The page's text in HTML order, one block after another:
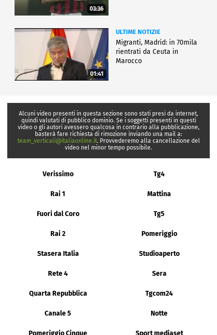
03:36
01:41
ULTIME NOTIZIE
Migranti, Madrid: in 70mila
rientrati da Ceuta in
Marocco
Alcuni video presenti in questa sezione sono stati presi da internet,
quindi valutati di pubblico dominio. Se i soggetti presenti in questi
video o gli autori avessero qualcosa in contrario alla pubblicazione,
basterà fare richiesta di rimozione inviando una mail a:
team_verticali@italiaonline.it. Provvederemo alla cancellazione del
video nel minor tempo possibile.
Verissimo Tg4
Rai 1 Mattina
Fuori dal Coro Tg5
Rai 2 Pomeriggio
Stasera Italia Studioaperto
Rete 4 Sera
Quarta Repubblica Tgcom24
Canale 5 Notte
Pomeriggio Cinque Sport mediaset